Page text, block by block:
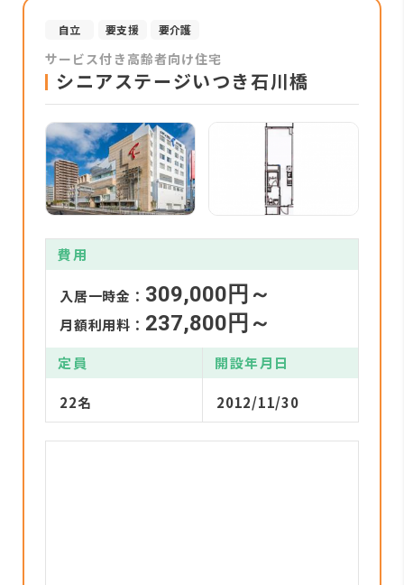
自立 要支援 要介護
サービス付き高齢者向け住宅
シニアステージいつき石川橋
費用
入居一時金： 309,000円～
月額利用料： 237,800円～
定員 開設年月日
22名 2012/11/30